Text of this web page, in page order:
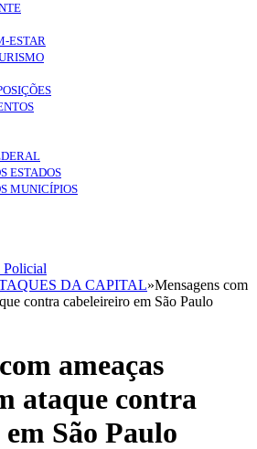
ESTAR
ESTADOS
MUNICÍPIOS
DA CAPITAL»Mensagens com
contra cabeleireiro em São Paulo
ameaças
ataque contra
São Paulo